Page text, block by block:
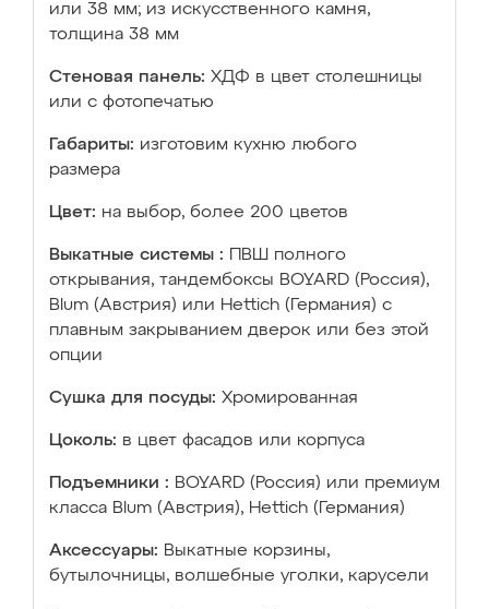
или 38 мм; из искусственного камня,
толщина 38 мм
Стеновая панель: ХДФ в цвет столешницы
или с фотопечатью
Габариты: изготовим кухню любого
размера
Цвет: на выбор, более 200 цветов
Выкатные системы :
ПВШ полного
открывания, тандембоксы BOYARD (Россия),
Blum (Австрия) или Hettich (Германия) с
плавным закрыванием дверок или без этой
опции
Сушка для посуды: Хромированная
Цоколь: в цвет фасадов или корпуса
Подъемники : BOYARD (Россия) или премиум
класса Blum (Австрия), Hettich (Германия)
Аксессуары: Выкатные корзины,
бутылочницы, волшебные уголки, карусели